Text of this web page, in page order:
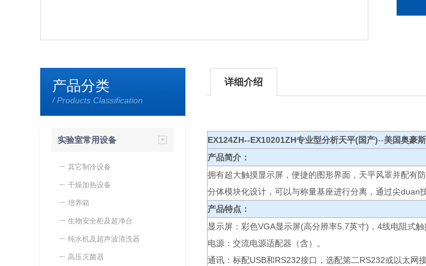
产品分类
/ Products Classification
实验室常用设备
其它制冷设备
干燥加热设备
培养箱
生物安全柜及超净台
纯水机及超声波清洗器
高压灭菌器
详细介绍
EX124ZH--EX10201ZH专业型分析天平(国产)--美国奥豪斯
产品简介：
拥有超大触摸显示屏，便捷的图形界面，天平风罩并配有
分体模块化设计，可以与称量基座进行分离，通过尖duan
产品特点：
显示屏：彩色VGA显示屏(高分辨率5.7英寸)，4线电阻式
电源：交流电源适配器（含）。
通讯：标配USB和RS232接口，选配第二RS232或以太网接